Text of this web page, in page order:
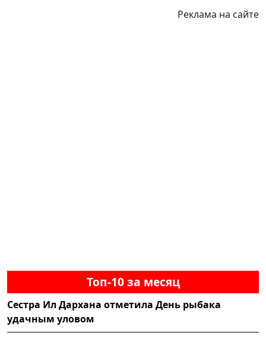
Реклама на сайте
Топ-10 за месяц
Сестра Ил Дархана отметила День рыбака
удачным уловом